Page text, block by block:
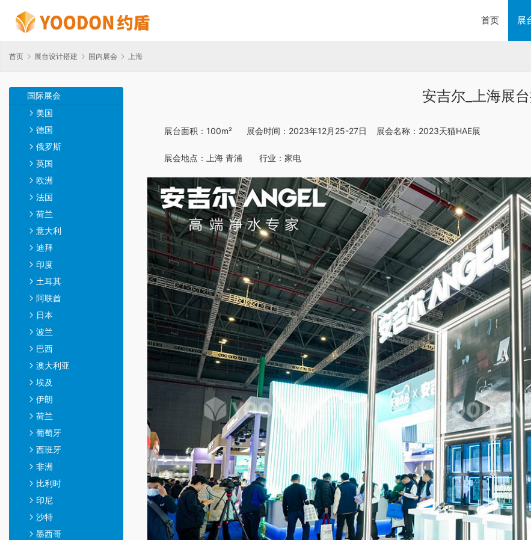
首页 展
首页 展台设计搭建 国内展会 上海
国际展会
美国
德国
俄罗斯
英国
欧洲
法国
荷兰
意大利
迪拜
印度
土耳其
阿联酋
日本
波兰
巴西
澳大利亚
埃及
伊朗
荷兰
葡萄牙
西班牙
非洲
比利时
印尼
沙特
墨西哥
安吉尔_上海展
展台面积：100m²      展会时间：2023年12月25-27日    展会名称：2023天猫HAE展
展会地点：上海 青浦       行业：家电